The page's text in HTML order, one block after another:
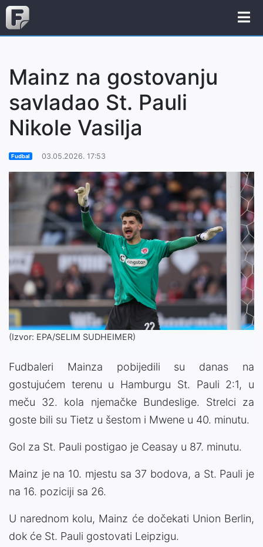
Mainz na gostovanju
savladao St. Pauli
Nikole Vasilja
Fudbal 03.05.2026. 17:53
(Izvor: EPA/SELIM SUDHEIMER)
Fudbaleri Mainza pobijedili su danas na
gostujućem terenu u Hamburgu St. Pauli 2:1, u
meču 32. kola njemačke Bundeslige. Strelci za
goste bili su Tietz u šestom i Mwene u 40. minutu.
Gol za St. Pauli postigao je Ceasay u 87. minutu.
Mainz je na 10. mjestu sa 37 bodova, a St. Pauli je
na 16. poziciji sa 26.
U narednom kolu, Mainz će dočekati Union Berlin,
dok će St. Pauli gostovati Leipzigu.